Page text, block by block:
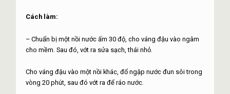
Cách làm:
– Chuẩn bị một nồi nước ấm 30 độ, cho váng đậu vào ngâm
cho mềm. Sau đó, vớt ra sửa sạch, thái nhỏ.
Cho váng đậu vào một nồi khác, đổ ngập nước đun sôi trong
vòng 20 phút, sau đó vớt ra để ráo nước.